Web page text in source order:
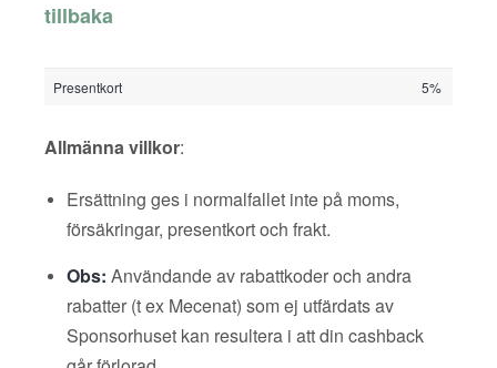
tillbaka
Presentkort 5%
Allmänna villkor:
Ersättning ges i normalfallet inte på moms,
försäkringar, presentkort och frakt.
Obs: Användande av rabattkoder och andra
rabatter (t ex Mecenat) som ej utfärdats av
Sponsorhuset kan resultera i att din cashback